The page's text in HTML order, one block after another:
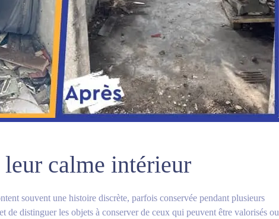
leur calme intérieur
souvent une histoire discrète, parfois conservée pendant plusieurs
de distinguer les objets à conserver de ceux qui peuvent être valorisés ou